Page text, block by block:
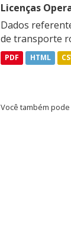
Licenças
Dados
de transporte
PDF HTML
Você também